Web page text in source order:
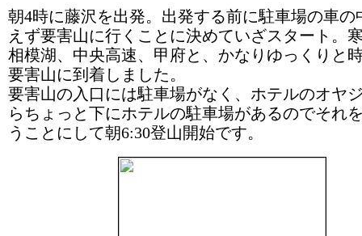
朝4時に藤沢を出発。出発する前に駐車場の車の
えず要害山に行くことに決めていざスタート。
相模湖、中央高速、甲府と、かなりゆっくりと
要害山に到着しました。
要害山の入口には駐車場がなく、ホテルのオヤ
らちょっと下にホテルの駐車場があるのでそれ
うことにして朝6:30登山開始です。